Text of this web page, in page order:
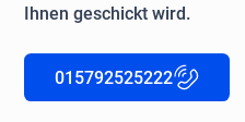
Ihnen geschickt wird.
015792525222